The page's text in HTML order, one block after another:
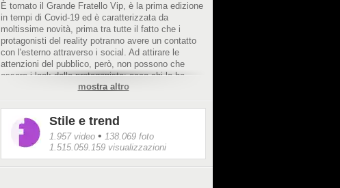
È tornato il Grande Fratello Vip, è la prima edizione
in tempi di Covid-19 ed è caratterizzata da
moltissime novità, prima tra tutte il fatto che i
protagonisti del reality potranno avere un contatto
con l'esterno attraverso i social. Ad attirare le
attenzioni del pubblico, però, non possono che
essere i look delle protagoniste: ecco chi le ha
mostra altro
Stile e trend
1.957 video • 138.069 foto
1.515.059.159 visualizzazioni